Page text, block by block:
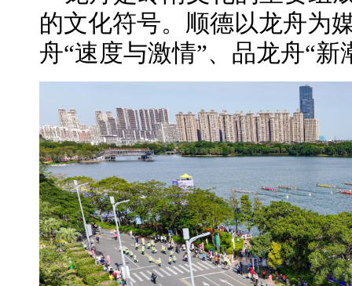
的文化符号。顺德以龙舟为
舟“速度与激情”、品龙舟“新